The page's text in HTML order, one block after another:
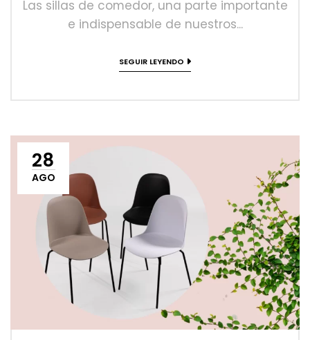
Las sillas de comedor, una parte importante
e indispensable de nuestros...
SEGUIR LEYENDO
28
AGO